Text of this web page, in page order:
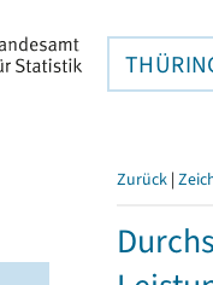
Zurück |